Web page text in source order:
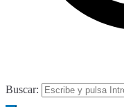
Buscar: